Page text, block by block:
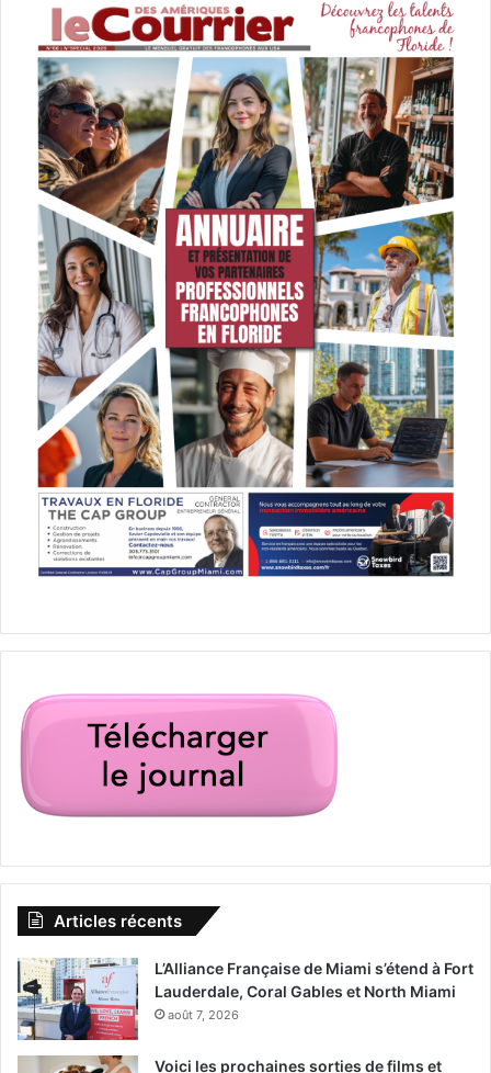
Articles récents
L’Alliance Française de Miami s’étend à Fort
Lauderdale, Coral Gables et North Miami
août 7, 2026
Voici les prochaines sorties de films et